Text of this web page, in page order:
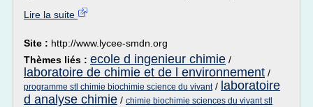
Lire la suite
Site : http://www.lycee-smdn.org
Thèmes liés : ecole d ingenieur chimie /
laboratoire de chimie et de l environnement /
programme stl chimie biochimie science du vivant/ laboratoire
d analyse chimie / chimie biochimie sciences du vivant stl